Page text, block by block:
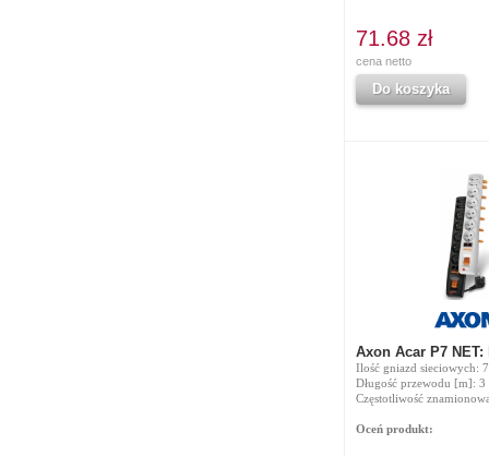
71.68 zł
cena netto
Do koszyka
Axon Acar P7
Ilość gniazd sieciowych: 7
Długość przewodu [m]: 3
Częstotliwość
Oceń produkt: